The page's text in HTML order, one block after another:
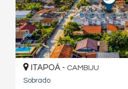
ITAPOÁ - CAMBIJU
Sobrado